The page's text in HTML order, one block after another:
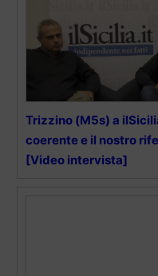
Trizzino (M5s) a
coerente e il nostro
[Video intervista]